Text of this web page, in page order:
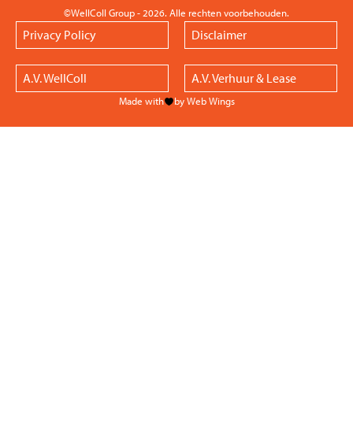
©WellColl Group - 2026. Alle rechten voorbehouden.
Privacy Policy Disclaimer
A.V. WellColl A.V. Verhuur & Lease
Made with by Web Wings